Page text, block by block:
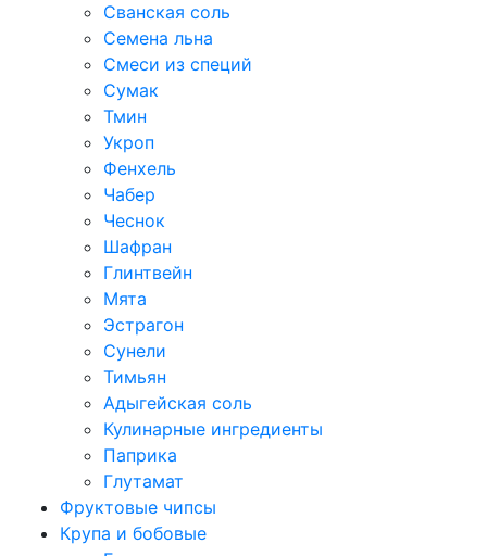
Сванская соль
Семена льна
Смеси из специй
Сумак
Тмин
Укроп
Фенхель
Чабер
Чеснок
Шафран
Глинтвейн
Мята
Эстрагон
Сунели
Тимьян
Адыгейская соль
Кулинарные ингредиенты
Паприка
Глутамат
Фруктовые чипсы
Крупа и бобовые